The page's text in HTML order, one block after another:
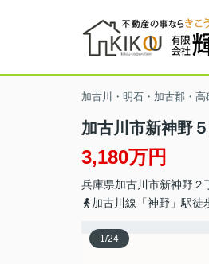
加古川・明石・加古郡・
加古川市新神野
3,180万円
兵庫県加古川市新神野２
加古川線「神野」駅徒
1/24